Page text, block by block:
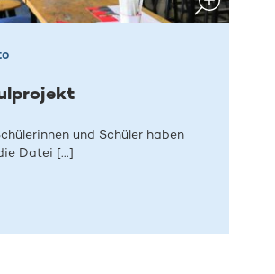
und Schüler haben
Datei [...]